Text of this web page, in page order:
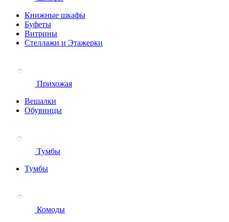
Книжные шкафы
Буфеты
Витрины
Стеллажи и Этажерки
Прихожая
Вешалки
Обувницы
Тумбы
Тумбы
Комоды